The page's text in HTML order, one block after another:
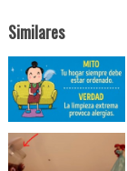
Similares